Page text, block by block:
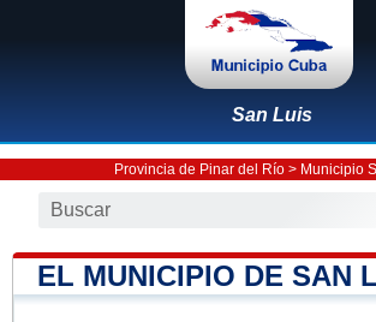
San Luis
Provincia de Pinar del Río> Municipio
EL MUNICIPIO DE SAN